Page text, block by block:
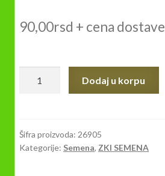
90,00rsd + cena dostave
KORNIŠON
1,5gr.
Dodaj u korpu
Šifra proizvoda: 26905
Kategorije: Semena, ZKI SEMENA